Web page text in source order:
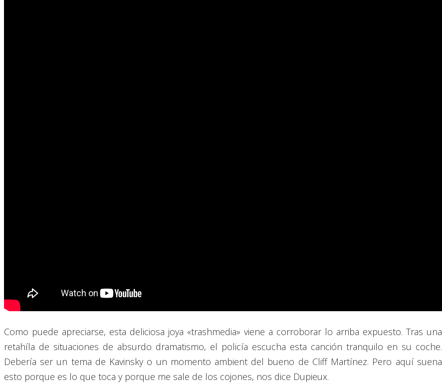
Como puede apreciarse, esta deliciosa joya «trashmedia» viene a corroborar lo arriba expuesto. Tras una
retahíla de situaciones de absurdo dramatismo, el policía escucha esta canción tranquilo en su coche.
Debería ser un tema de Kavinsky o un momento ambient del bueno de Cliff Martínez. Pero aquí suena
esto porque es lo que toca y porque me sale de los cojones, nos dice Dupieux.